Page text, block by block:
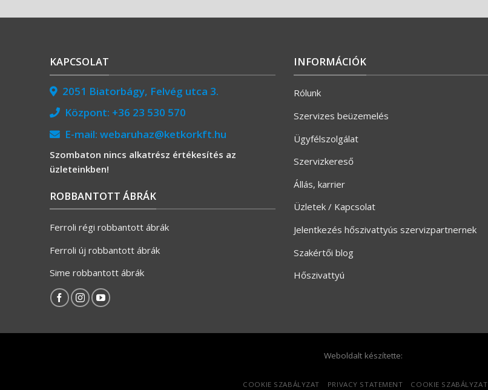
KAPCSOLAT
2051 Biatorbágy, Felvég utca 3.
Központ: +36 23 530 570
E-mail: webaruhaz@ketkorkft.hu
Szombaton nincs alkatrész értékesítés az
üzleteinkben!
ROBBANTOTT ÁBRÁK
Ferroli régi robbantott ábrák
Ferroli új robbantott ábrák
Sime robbantott ábrák
INFORMÁCIÓK
Rólunk
Szervizes beüzemelés
Ügyfélszolgálat
Szervizkereső
Állás, karrier
Üzletek / Kapcsolat
Jelentkezés hőszivattyús szervizpartnernek
Szakértői blog
Hőszivattyú
Weboldalt készítette:
COOKIE SZABÁLYZAT PRIVACY STATEMENT COOKIE SZABÁLYZAT